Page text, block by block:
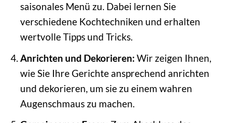
saisonales Menü zu. Dabei lernen Sie
verschiedene Kochtechniken und erhalten
wertvolle Tipps und Tricks.
Anrichten und Dekorieren: Wir zeigen Ihnen,
wie Sie Ihre Gerichte ansprechend anrichten
und dekorieren, um sie zu einem wahren
Augenschmaus zu machen.